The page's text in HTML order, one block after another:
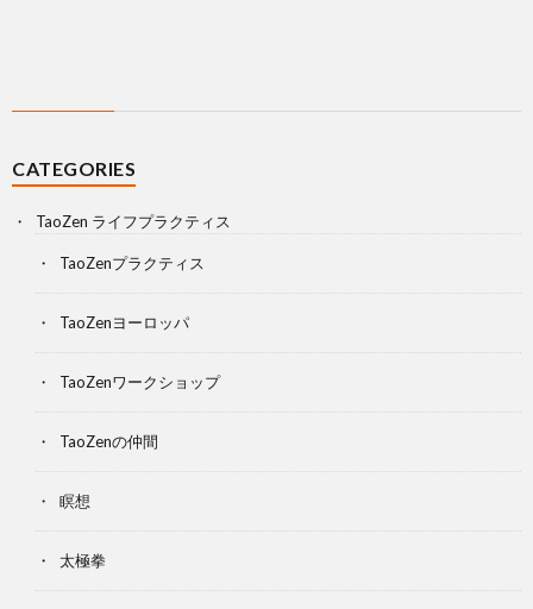
CATEGORIES
TaoZen ライフプラクティス
TaoZenプラクティス
TaoZenヨーロッパ
TaoZenワークショップ
TaoZenの仲間
瞑想
太極拳